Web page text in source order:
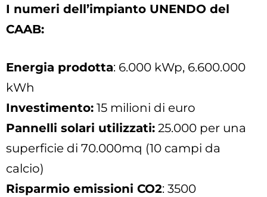
I numeri dell’impianto UNENDO del
CAAB:
Energia prodotta: 6.000 kWp, 6.600.000
kWh
Investimento: 15 milioni di euro
Pannelli solari utilizzati: 25.000 per una
superficie di 70.000mq (10 campi da
calcio)
Risparmio emissioni CO2: 3500